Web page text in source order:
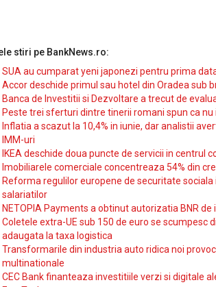
stiri pe BankNews.ro:
SUA au cumparat yeni japonezi pentru prima
Accor deschide primul sau hotel din Oradea sub
Banca de Investitii si Dezvoltare a trecut de
Peste trei sferturi dintre tinerii romani spun ca
Inflatia a scazut la 10,4% in iunie, dar analistii
IMM-uri
IKEA deschide doua puncte de servicii in centrul
Imobiliarele comerciale concentreaza 54% din
Reforma regulilor europene de securitate
salariatilor
NETOPIA Payments a obtinut autorizatia BNR
Coletele extra-UE sub 150 de euro se scumpesc
adaugata la taxa logistica
Transformarile din industria auto ridica noi
multinationale
CEC Bank finanteaza investitiile verzi si digitale